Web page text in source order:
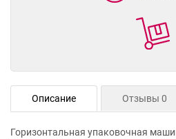
Описание Отзывы 0
Горизонтальная упаковочная